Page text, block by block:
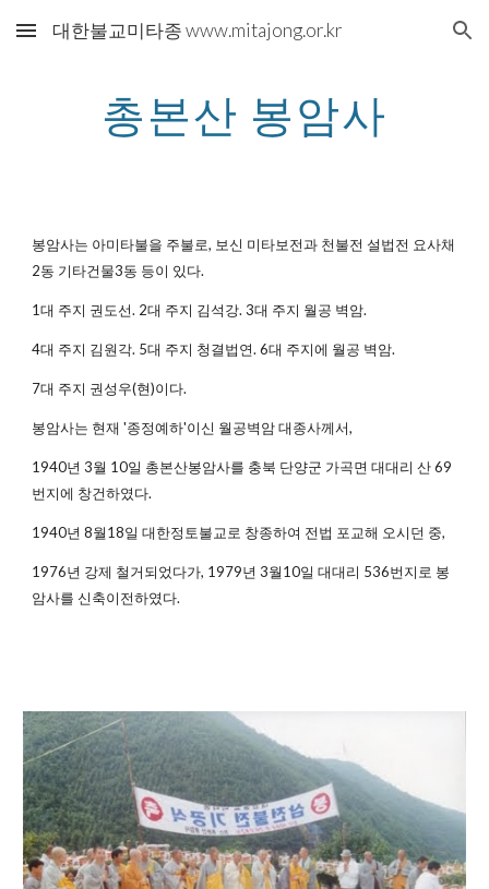
Skip to main content Skip to navigation
대한불교미타종 www.mitajong.or.kr
총본산 봉암사
봉암사는 아미타불을 주불로, 보신 미타보전과 천불전 설법전 요사채
2동 기타건물3동 등이 있다.
1대 주지 권도선. 2대 주지 김석강. 3대 주지 월공 벽암.
4대 주지 김원각. 5대 주지 청결법연. 6대 주지에 월공 벽암.
7대 주지 권성우(현)이다.
봉암사는 현재 '종정예하'이신 월공벽암 대종사께서,
1940년 3월 10일 총본산봉암사를 충북 단양군 가곡면 대대리 산 69
번지에 창건하였다.
1940년 8월18일 대한정토불교로 창종하여 전법 포교해 오시던 중,
1976년 강제 철거되었다가, 1979년 3월10일 대대리 536번지로 봉
암사를 신축이전하였다.